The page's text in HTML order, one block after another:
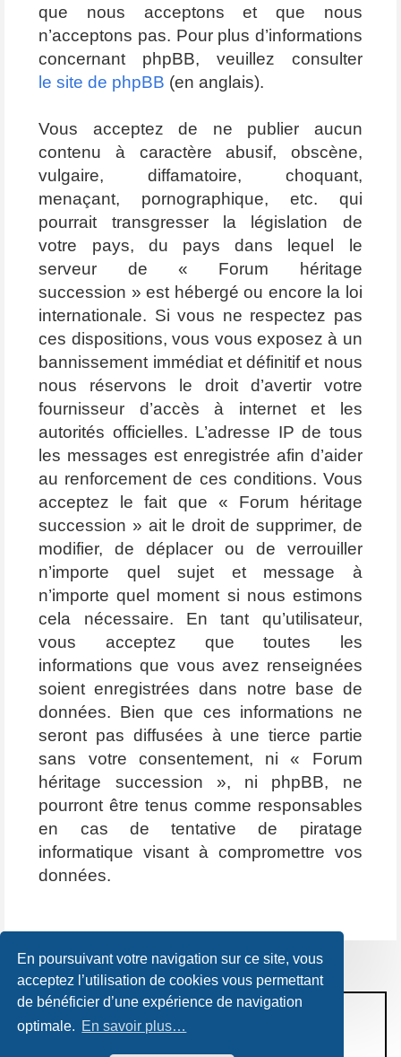
En poursuivant votre navigation sur ce site, vous
acceptez l’utilisation de cookies vous permettant
de bénéficier d’une expérience de navigation
optimale. En savoir plus…
que nous acceptons et que nous
n’acceptons pas. Pour plus d’informations
concernant phpBB, veuillez consulter
le site de phpBB (en anglais).
Vous acceptez de ne publier aucun
contenu à caractère abusif, obscène,
vulgaire, diffamatoire, choquant,
menaçant, pornographique, etc. qui
pourrait transgresser la législation de
votre pays, du pays dans lequel le
serveur de « Forum héritage
succession » est hébergé ou encore la loi
internationale. Si vous ne respectez pas
ces dispositions, vous vous exposez à un
bannissement immédiat et définitif et nous
nous réservons le droit d’avertir votre
fournisseur d’accès à internet et les
autorités officielles. L’adresse IP de tous
les messages est enregistrée afin d’aider
au renforcement de ces conditions. Vous
acceptez le fait que « Forum héritage
succession » ait le droit de supprimer, de
modifier, de déplacer ou de verrouiller
n’importe quel sujet et message à
n’importe quel moment si nous estimons
cela nécessaire. En tant qu’utilisateur,
vous acceptez que toutes les
informations que vous avez renseignées
soient enregistrées dans notre base de
données. Bien que ces informations ne
seront pas diffusées à une tierce partie
sans votre consentement, ni « Forum
héritage succession », ni phpBB, ne
pourront être tenus comme responsables
en cas de tentative de piratage
informatique visant à compromettre vos
données.
CONDITIONS D’UTILISATION
POLITIQUE DE VIE PRIVÉE